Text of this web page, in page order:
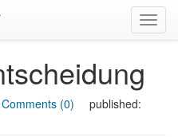
Comments (0)
published: